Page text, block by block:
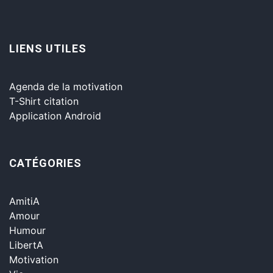
LIENS UTILES
Agenda de la motivation
T-Shirt citation
Application Android
CATÉGORIES
AmitiA
Amour
Humour
LibertA
Motivation